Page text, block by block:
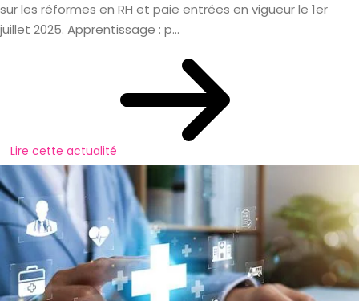
sur les réformes en RH et paie entrées en vigueur le 1er
juillet 2025. Apprentissage : p...
Lire cette actualité